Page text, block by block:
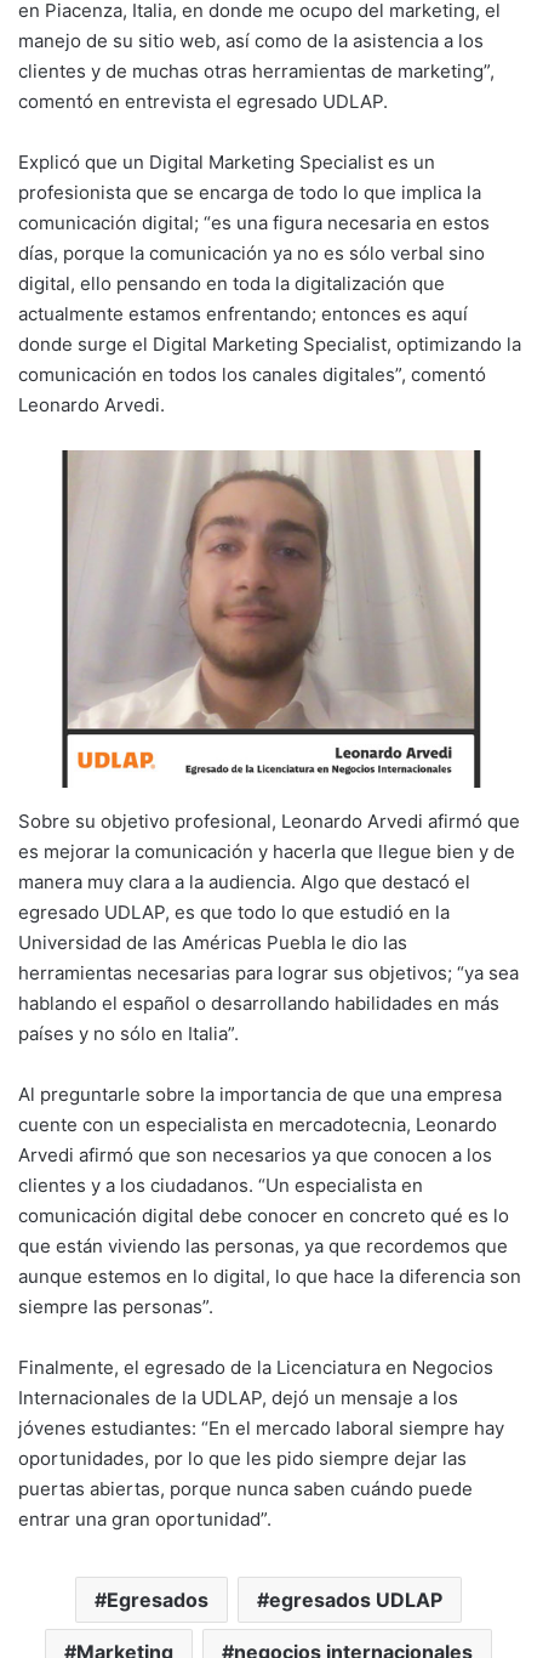
en Piacenza, Italia, en donde me ocupo del marketing, el
manejo de su sitio web, así como de la asistencia a los
clientes y de muchas otras herramientas de marketing”,
comentó en entrevista el egresado UDLAP.
Explicó que un Digital Marketing Specialist es un
profesionista que se encarga de todo lo que implica la
comunicación digital; “es una figura necesaria en estos
días, porque la comunicación ya no es sólo verbal sino
digital, ello pensando en toda la digitalización que
actualmente estamos enfrentando; entonces es aquí
donde surge el Digital Marketing Specialist, optimizando la
comunicación en todos los canales digitales”, comentó
Leonardo Arvedi.
Sobre su objetivo profesional, Leonardo Arvedi afirmó que
es mejorar la comunicación y hacerla que llegue bien y de
manera muy clara a la audiencia. Algo que destacó el
egresado UDLAP, es que todo lo que estudió en la
Universidad de las Américas Puebla le dio las
herramientas necesarias para lograr sus objetivos; “ya sea
hablando el español o desarrollando habilidades en más
países y no sólo en Italia”.
Al preguntarle sobre la importancia de que una empresa
cuente con un especialista en mercadotecnia, Leonardo
Arvedi afirmó que son necesarios ya que conocen a los
clientes y a los ciudadanos. “Un especialista en
comunicación digital debe conocer en concreto qué es lo
que están viviendo las personas, ya que recordemos que
aunque estemos en lo digital, lo que hace la diferencia son
siempre las personas”.
Finalmente, el egresado de la Licenciatura en Negocios
Internacionales de la UDLAP, dejó un mensaje a los
jóvenes estudiantes: “En el mercado laboral siempre hay
oportunidades, por lo que les pido siempre dejar las
puertas abiertas, porque nunca saben cuándo puede
entrar una gran oportunidad”.
Egresados egresados UDLAP
Marketing negocios internacionales